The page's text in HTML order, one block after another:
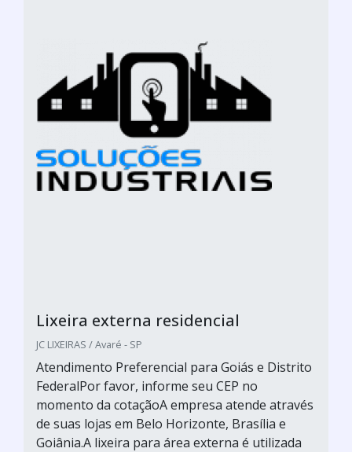
Lixeira externa residencial
JC LIXEIRAS / Avaré - SP
Atendimento Preferencial para Goiás e Distrito
FederalPor favor, informe seu CEP no
momento da cotaçãoA empresa atende através
de suas lojas em Belo Horizonte, Brasília e
Goiânia.A lixeira para área externa é utilizada